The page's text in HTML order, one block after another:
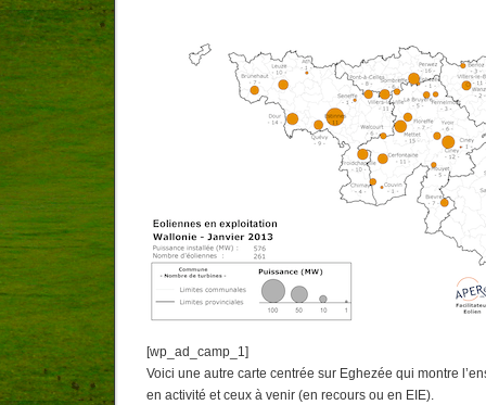
[wp_ad_camp_1]
Voici une autre carte centrée sur Eghezée qui montre
en activité et ceux à venir (en recours ou en EIE).